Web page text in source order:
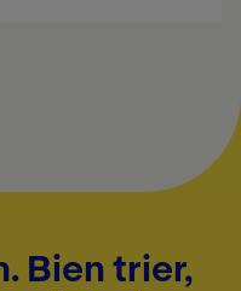
buvable en
Bien trier,